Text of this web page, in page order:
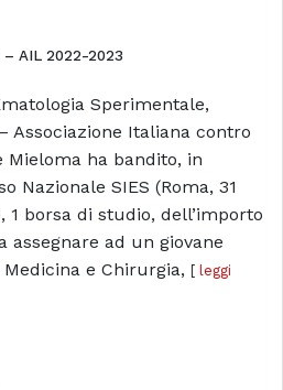
– AIL 2022-2023
Sperimentale,
Associazione Italiana contro
ha bandito, in
Nazionale SIES (Roma, 31
1 borsa di studio, dell’importo
assegnare ad un giovane
e Chirurgia, [ leggi